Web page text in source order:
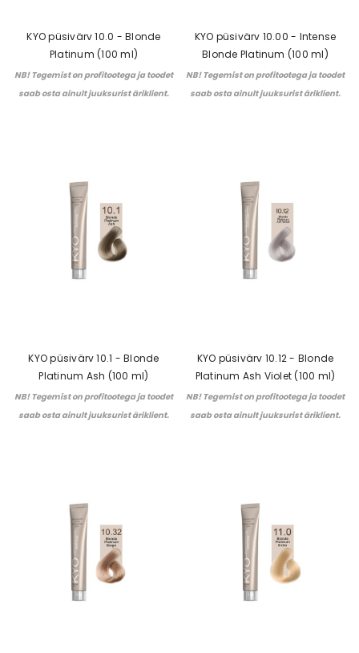
KYO püsivärv 10.0 - Blonde
Platinum (100 ml)
NB! Tegemist on profitootega ja toodet
saab osta ainult juuksurist äriklient.
KYO püsivärv 10.00 - Intense
Blonde Platinum (100 ml)
NB! Tegemist on profitootega ja toodet
saab osta ainult juuksurist äriklient.
KYO püsivärv 10.1 - Blonde
Platinum Ash (100 ml)
NB! Tegemist on profitootega ja toodet
saab osta ainult juuksurist äriklient.
KYO püsivärv 10.12 - Blonde
Platinum Ash Violet (100 ml)
NB! Tegemist on profitootega ja toodet
saab osta ainult juuksurist äriklient.